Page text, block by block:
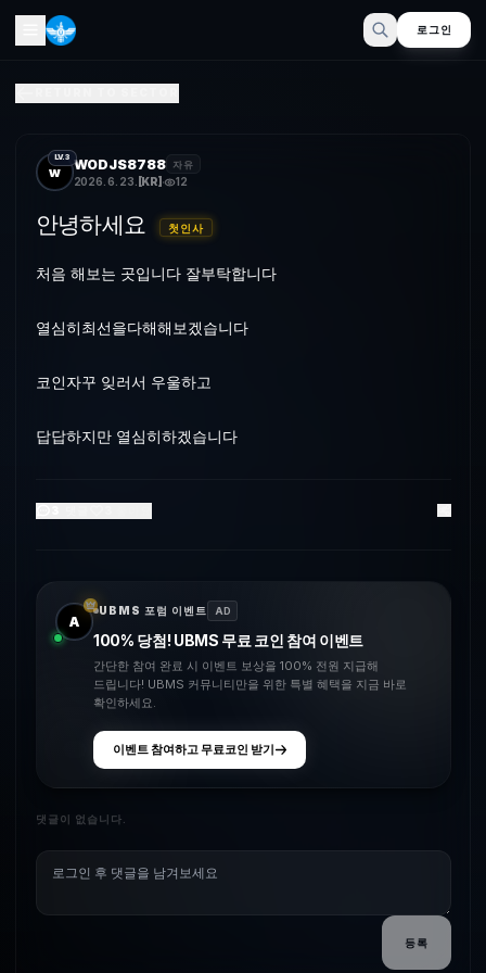
로그인
w
LV.3 WODJS8788 자유
2026. 6. 23. [KR] 12
안녕하세요 첫인사
처음 해보는 곳입니다 잘부탁합니다
열심히최선을다해해보겠습니다
코인자꾸 잊러서 우울하고
답답하지만 열심히하겠습니다
A
UBMS 포럼 이벤트 AD
100% 당첨! UBMS 무료 코인 참여 이벤트
간단한 참여 완료 시 이벤트 보상을 100% 전원 지급해
드립니다! UBMS 커뮤니티만을 위한 특별 혜택을 지금 바로
확인하세요.
이벤트 참여하고 무료코인 받기
댓글이 없습니다.
등록